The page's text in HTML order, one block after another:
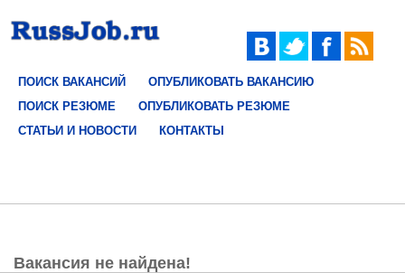
ПОИСК ВАКАНСИЙ
ОПУБЛИКОВАТЬ ВАКАНСИЮ
ПОИСК РЕЗЮМЕ
ОПУБЛИКОВАТЬ РЕЗЮМЕ
СТАТЬИ И НОВОСТИ
КОНТАКТЫ
Вакансия не найдена!